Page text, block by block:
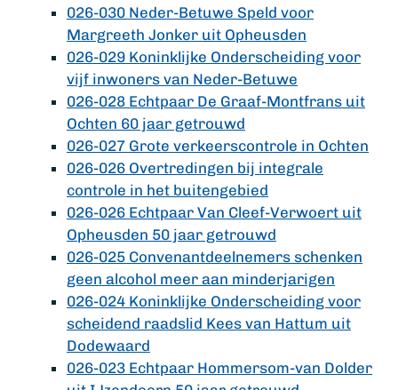
026-030 Neder-Betuwe Speld voor
Margreeth Jonker uit Opheusden
026-029 Koninklijke Onderscheiding voor
vijf inwoners van Neder-Betuwe
026-028 Echtpaar De Graaf-Montfrans uit
Ochten 60 jaar getrouwd
026-027 Grote verkeerscontrole in Ochten
026-026 Overtredingen bij integrale
controle in het buitengebied
026-026 Echtpaar Van Cleef-Verwoert uit
Opheusden 50 jaar getrouwd
026-025 Convenantdeelnemers schenken
geen alcohol meer aan minderjarigen
026-024 Koninklijke Onderscheiding voor
scheidend raadslid Kees van Hattum uit
Dodewaard
026-023 Echtpaar Hommersom-van Dolder